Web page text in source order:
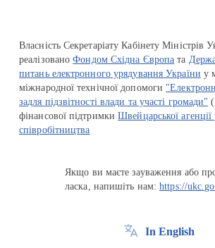
Власність Секретаріату Кабінету Міністрів
реалізованоФондом Східна Європа та
питань електронного урядування України у
міжнародної технічної допомоги
задля підзвітності влади та участі громади"
фінансової підтримкиШвейцарської агенції
співробітництва
Якщо ви маєте зауваження або
ласка, напишіть нам:https://
In English